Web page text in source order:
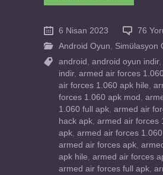
6 Nisan 2023
76
Android Oyun
Simülasyon
android
android oyun indir,
indir, armed air forces
air forces 1.060 apk hile
forces 1.060 apk mod
1.060 full apk armed air
hack apk armed air forces
apk armed air forces
armed air forces apk
apk hile armed air forces
armed air forces full apk